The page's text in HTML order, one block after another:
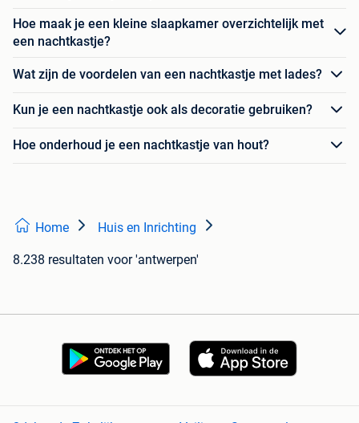
Hoe maak je een kleine slaapkamer overzichtelijk met
een nachtkastje?
Wat zijn de voordelen van een nachtkastje met lades?
Kun je een nachtkastje ook als decoratie gebruiken?
Hoe onderhoud je een nachtkastje van hout?
Home Huis en Inrichting
8.238 resultaten voor 'antwerpen'